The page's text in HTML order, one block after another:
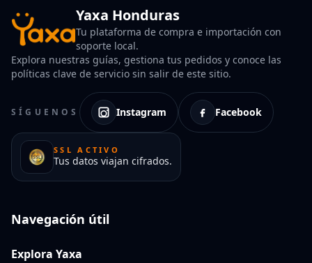
Yaxa Honduras
Tu plataforma de compra e importación con
soporte local.
Explora nuestras guías, gestiona tus pedidos y conoce las
políticas clave de servicio sin salir de este sitio.
SÍGUENOS Instagram Facebook
SSL ACTIVO
Tus datos viajan cifrados.
Navegación útil
Explora Yaxa